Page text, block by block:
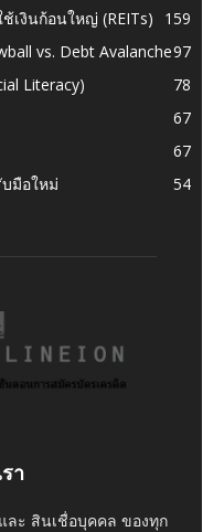
เงินก้อนใหญ่ (REITs)
159
vs. Debt Avalanche97
Literacy)
78
67
67
มือใหม่
54
า
ละ สินเชื่อบุคคล ของทุก